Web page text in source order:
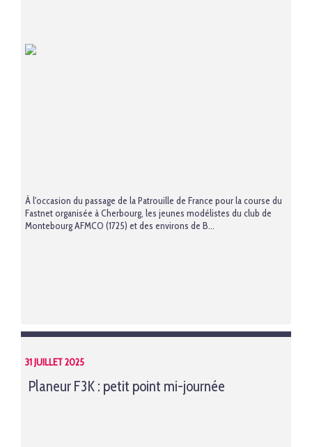
À l'occasion du passage de la Patrouille de France pour la course du
Fastnet organisée à Cherbourg, les jeunes modélistes du club de
Montebourg AFMCO (1725) et des environs de B...
31 JUILLET 2025
Planeur F3K : petit point mi-journée